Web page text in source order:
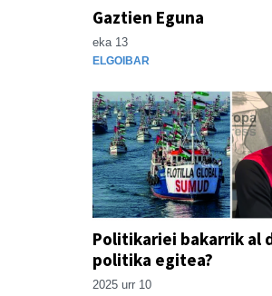
Gaztien Eguna
eka 13
ELGOIBAR
Politikariei bakarrik al
politika egitea?
2025 urr 10